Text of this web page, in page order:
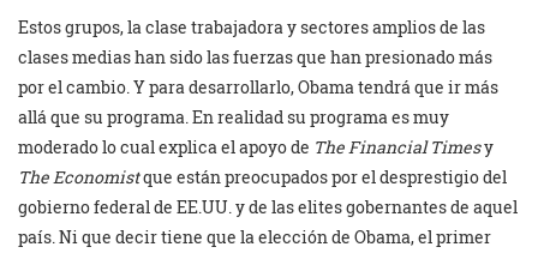
Estos grupos, la clase trabajadora y sectores amplios de las
clases medias han sido las fuerzas que han presionado más
por el cambio. Y para desarrollarlo, Obama tendrá que ir más
allá que su programa. En realidad su programa es muy
moderado lo cual explica el apoyo de The Financial Timesy
The Economistque están preocupados por el desprestigio del
gobierno federal de EE.UU. y de las elites gobernantes de aquel
país. Ni que decir tiene que la elección de Obama, el primer